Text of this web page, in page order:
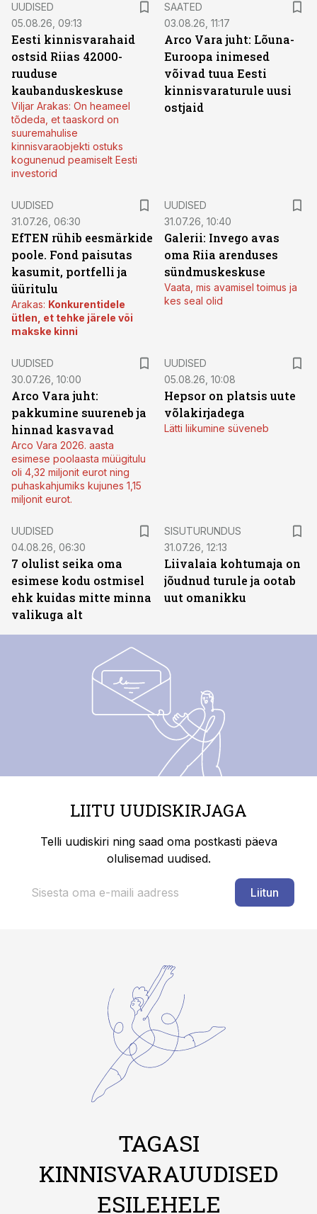
UUDISED
05.08.26, 09:13
Eesti kinnisvarahaid
ostsid Riias 42000-
ruuduse
kaubanduskeskuse
Viljar Arakas: On heameel
tõdeda, et taaskord on
suuremahulise
kinnisvaraobjekti ostuks
kogunenud peamiselt Eesti
investorid
SAATED
03.08.26, 11:17
Arco Vara juht: Lõuna-
Euroopa inimesed
võivad tuua Eesti
kinnisvaraturule uusi
ostjaid
UUDISED
31.07.26, 06:30
EfTEN rühib eesmärkide
poole. Fond paisutas
kasumit, portfelli ja
üüritulu
Arakas: Konkurentidele
ütlen, et tehke järele või
makske kinni
UUDISED
31.07.26, 10:40
Galerii: Invego avas
oma Riia arenduses
sündmuskeskuse
Vaata, mis avamisel toimus ja
kes seal olid
UUDISED
30.07.26, 10:00
Arco Vara juht:
pakkumine suureneb ja
hinnad kasvavad
Arco Vara 2026. aasta
esimese poolaasta müügitulu
oli 4,32 miljonit eurot ning
puhaskahjumiks kujunes 1,15
miljonit eurot.
UUDISED
05.08.26, 10:08
Hepsor on platsis uute
võlakirjadega
Lätti liikumine süveneb
UUDISED
04.08.26, 06:30
7 olulist seika oma
esimese kodu ostmisel
ehk kuidas mitte minna
valikuga alt
SISUTURUNDUS
31.07.26, 12:13
Liivalaia kohtumaja on
jõudnud turule ja ootab
uut omanikku
LIITU UUDISKIRJAGA
Telli uudiskiri ning saad oma postkasti päeva
olulisemad uudised.
Liitun
TAGASI
KINNISVARAUUDISED
ESILEHELE